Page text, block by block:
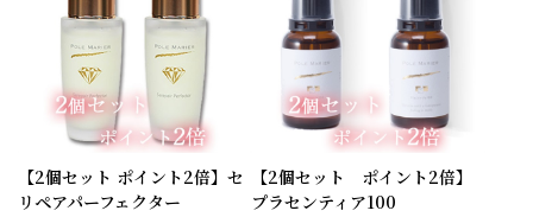
【2個セット ポイント2倍】セ
リペアパーフェクター
【2個セット ポイント2倍】
プラセンティア100